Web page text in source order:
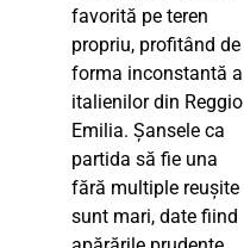
favorită pe teren
propriu, profitând de
forma inconstantă a
italienilor din Reggio
Emilia. Șansele ca
partida să fie una
fără multiple reușite
sunt mari, date fiind